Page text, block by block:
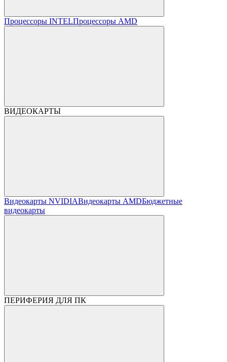
Процессоры INTELПроцессоры AMD
ВИДЕОКАРТЫ
Видеокарты NVIDIAВидеокарты AMDБюджетные
видеокарты
ПЕРИФЕРИЯ ДЛЯ ПК